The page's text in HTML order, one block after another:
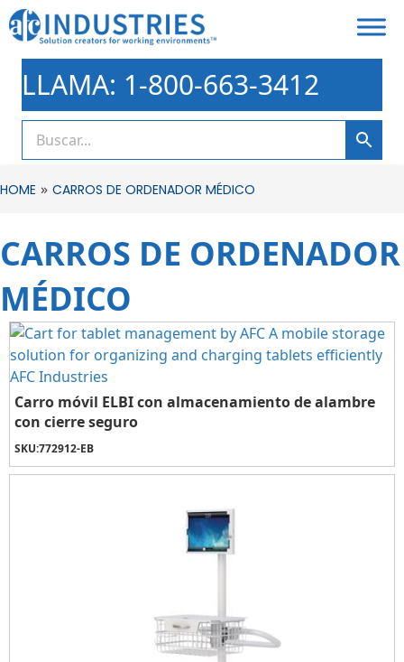
LLAMA: 1-800-663-3412
HOME » CARROS DE ORDENADOR MÉDICO
CARROS DE ORDENADOR
MÉDICO
Carro móvil ELBI con almacenamiento de alambre
con cierre seguro
SKU:772912-EB